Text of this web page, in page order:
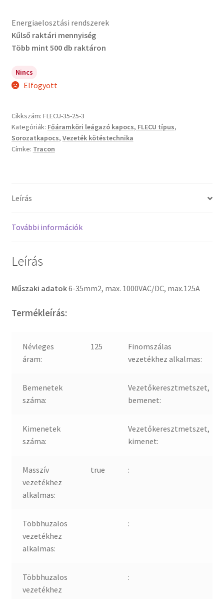
Energiaelosztási rendszerek
Kűlső raktári mennyiség
Több mint 500 db raktáron
Nincs
Elfogyott
Cikkszám: FLECU-35-25-3
Kategóriák: Főáramköri leágazó kapocs, FLECU típus,
Sorozatkapocs, Vezeték kötéstechnika
Címke: Tracon
Leírás
További információk
Leírás
Műszaki adatok6-35mm2, max. 1000VAC/DC, max.125A
Termékleírás:
Névleges
áram:
125
Finomszálas
vezetékhez alkalmas:
Bemenetek
száma:
Vezetőkeresztmetszet,
bemenet:
Kimenetek
száma:
Vezetőkeresztmetszet,
kimenet:
Masszív
vezetékhez
alkalmas:
true :
Többhuzalos
vezetékhez
alkalmas:
:
Többhuzalos
vezetékhez
: